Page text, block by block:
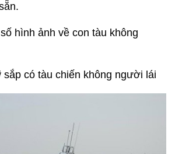
hình ảnh về con tàu không